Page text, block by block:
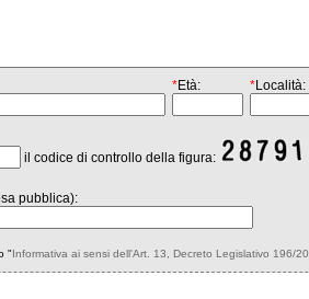
*Età: *Località:
il codice di controllo della figura:
pubblica):
"Informativa ai sensi dell'Art. 13, Decreto Legislativo 196/